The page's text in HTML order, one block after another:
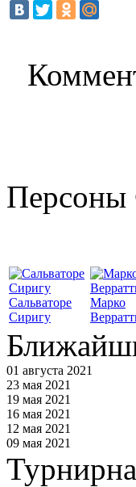
Сальваторе
Сиригу
Марко
01 августа 2021
23 мая 2021
19 мая 2021
16 мая 2021
12 мая 2021
09 мая 2021